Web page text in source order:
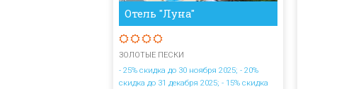
Отель "Луна"
ЗОЛОТЫЕ ПЕСКИ
- 25% скидка до 30 ноября 2025; - 20%
скидка до 31 декабря 2025; - 15% скидка